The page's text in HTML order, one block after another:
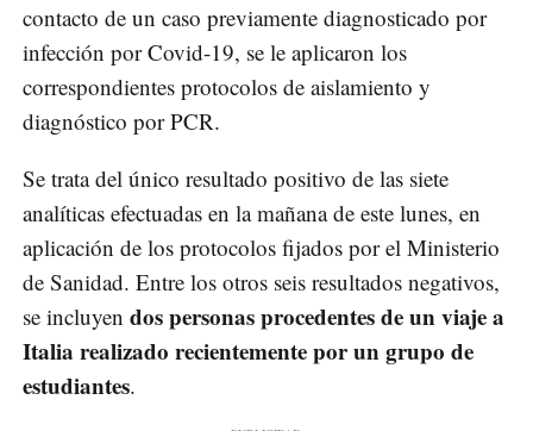
contacto de un caso previamente diagnosticado por
infección por Covid-19, se le aplicaron los
correspondientes protocolos de aislamiento y
diagnóstico por PCR.
Se trata del único resultado positivo de las siete
analíticas efectuadas en la mañana de este lunes, en
aplicación de los protocolos fijados por el Ministerio
de Sanidad. Entre los otros seis resultados negativos,
se incluyen dos personas procedentes de un viaje a
Italia realizado recientemente por un grupo de
estudiantes.